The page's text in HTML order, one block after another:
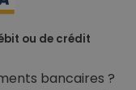
ou de crédit
bancaires ?